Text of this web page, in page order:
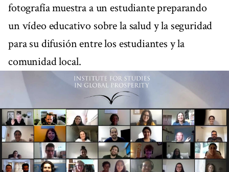
fotografía muestra a un estudiante preparando
un vídeo educativo sobre la salud y la seguridad
para su difusión entre los estudiantes y la
comunidad local.